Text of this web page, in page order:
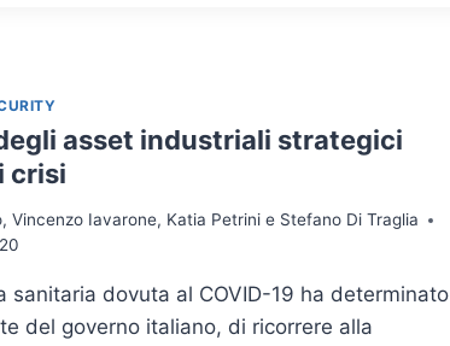
asset industriali strategici
crisi
Vincenzo Iavarone, Katia Petrini e Stefano Di Traglia
sanitaria dovuta al COVID-19 ha determinato
del governo italiano, di ricorrere alla